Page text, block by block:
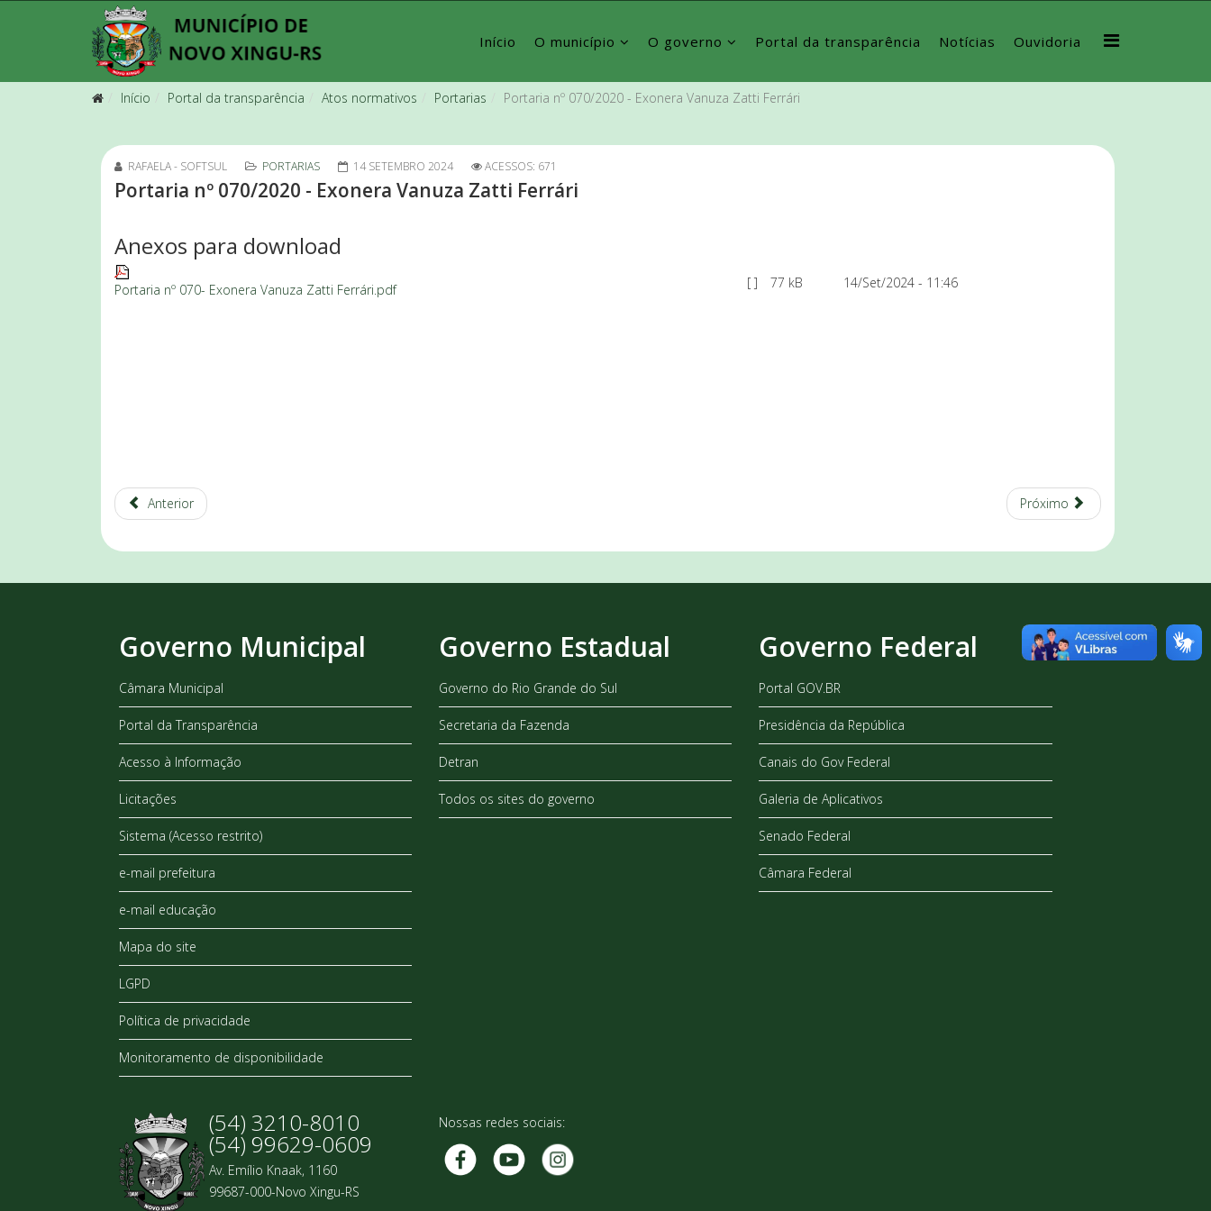
Início O município O governo Portal da transparência Notícias Ouvidoria
Início Portal da transparência Atos normativos Portarias Portaria nº 070/2020 - Exonera Vanuza Zatti Ferrári
RAFAELA - SOFTSUL PORTARIAS 14 SETEMBRO 2024 ACESSOS: 671
Portaria nº 070/2020 - Exonera Vanuza Zatti Ferrári
Anexos para download
Portaria nº 070- Exonera Vanuza Zatti Ferrári.pdf [ ] 77 kB 14/Set/2024 - 11:46
Anterior Próximo
Governo Municipal
Câmara Municipal
Portal da Transparência
Acesso à Informação
Licitações
Sistema (Acesso restrito)
e-mail prefeitura
e-mail educação
Mapa do site
LGPD
Política de privacidade
Monitoramento de disponibilidade
Governo Estadual
Governo do Rio Grande do Sul
Secretaria da Fazenda
Detran
Todos os sites do governo
Governo Federal
Portal GOV.BR
Presidência da República
Canais do Gov Federal
Galeria de Aplicativos
Senado Federal
Câmara Federal
(54) 3210-8010
(54) 99629-0609
Av. Emílio Knaak, 1160
99687-000-Novo Xingu-RS
Nossas redes sociais: